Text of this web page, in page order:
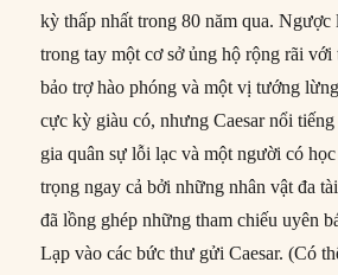
kỳ thấp nhất trong 80 năm qua. Ngược
trong tay một cơ sở ủng hộ rộng rãi với
bảo trợ hào phóng và một vị tướng
cực kỳ giàu có, nhưng Caesar nổi
gia quân sự lỗi lạc và một người có
trọng ngay cả bởi những nhân vật đa
đã lồng ghép những tham chiếu uyên
Lạp vào các bức thư gửi Caesar. (Có